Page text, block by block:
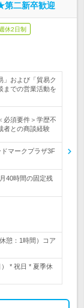
第二新卒歓迎
休2日制
」および「貿易ク
までの営業活動を
必須要件＞学歴不
者との商談経験
マークプラザ3F
40時間の固定残
憩：1時間）コア
* 祝日 * 夏季休